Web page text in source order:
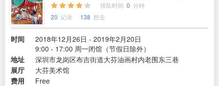
排队时间 0 分钟
20 记录 138 想去
时间
2018年12月26日 - 2019年2月20日
9:00 - 17:00 周一闭馆（节假日除外）
地址
深圳市龙岗区布吉街道大芬油画村内老围东三巷
展厅
大芬美术馆
费用
Free